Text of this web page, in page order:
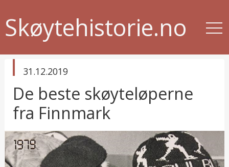
Skøytehistorie.no
published
31.12.2019
De beste skøyteløperne
fra Finnmark